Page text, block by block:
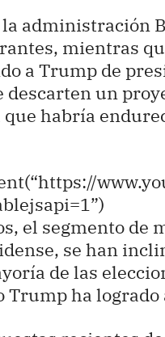
administración
mientras
a Trump de
descarten un
habría
el segmento de
se han
de las
Trump ha